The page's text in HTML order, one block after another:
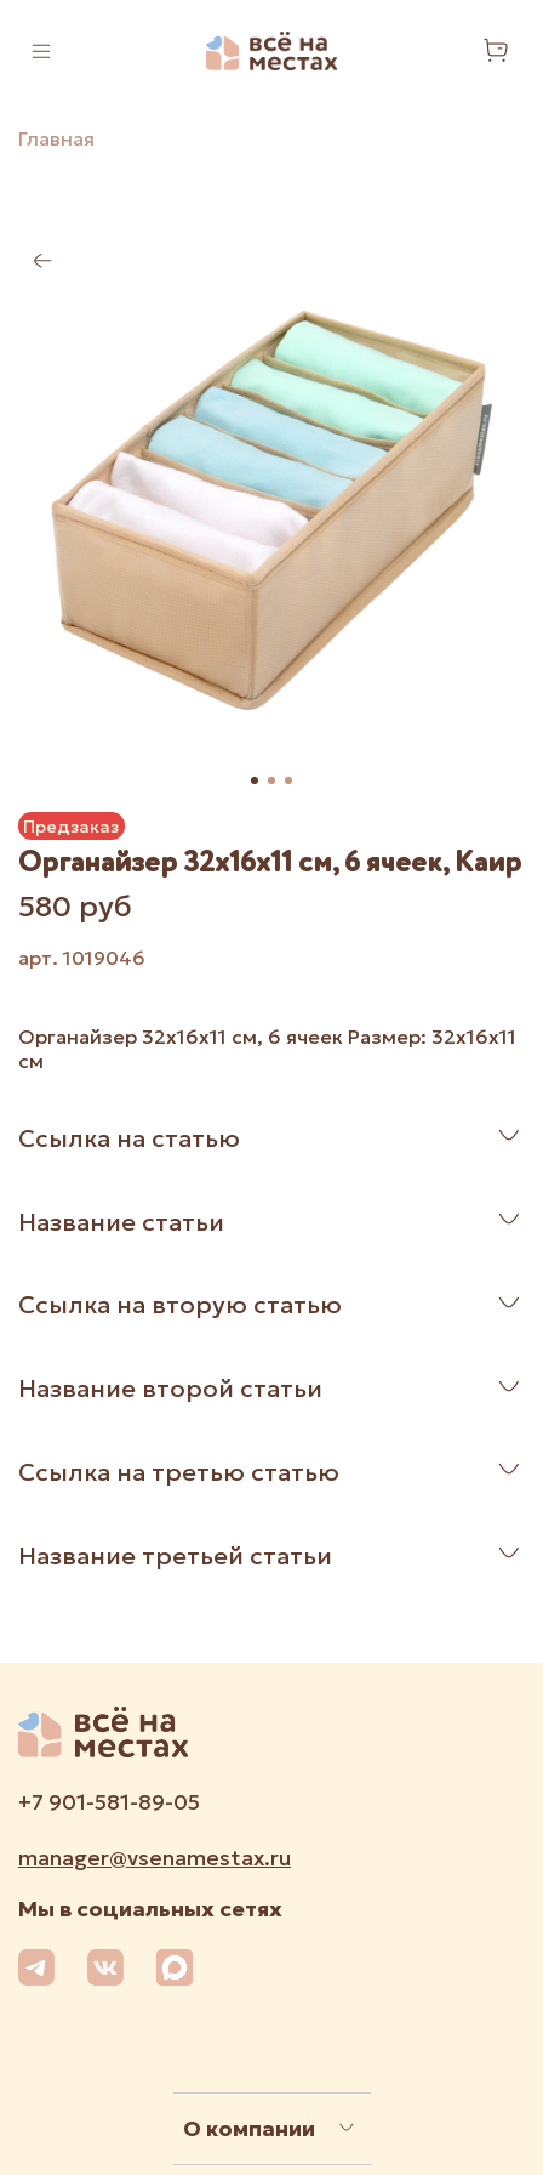
Главная
Предзаказ
арт.1019046
Органайзер 32х16х11 см, 6 ячеек, Каир
580 руб
Органайзер 32х16х11 см, 6 ячеек Размер: 32х16х11
см
Ссылка на статью
Название статьи
Ссылка на вторую статью
Название второй статьи
Ссылка на третью статью
Название третьей статьи
О компании
+7 901-581-89-05
manager@vsenamestax.ru
Мы в социальных сетях